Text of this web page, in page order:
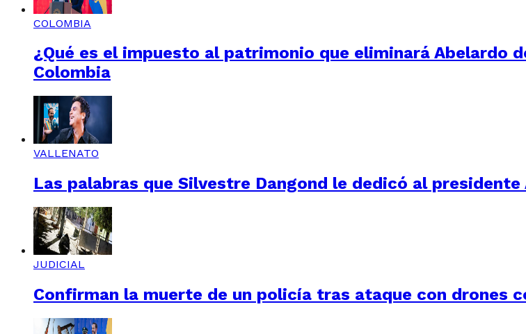
COLOMBIA
¿Qué es el impuesto al patrimonio que eliminará Abelardo
Colombia
VALLENATO
Las palabras que Silvestre Dangond le dedicó al
JUDICIAL
Confirman la muerte de un policía tras ataque con drones